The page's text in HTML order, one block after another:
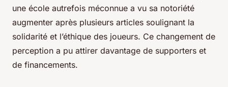
une école autrefois méconnue a vu sa notoriété
augmenter après plusieurs articles soulignant la
solidarité et l’éthique des joueurs. Ce changement de
perception a pu attirer davantage de supporters et
de financements.